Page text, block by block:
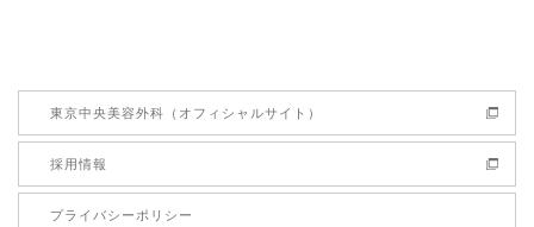
東京中央美容外科（オフィシャルサイト）
採用情報
プライバシーポリシー